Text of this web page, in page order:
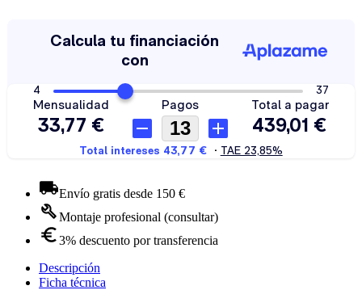
Envío gratis desde 150 €
Montaje profesional (consultar)
3% descuento por transferencia
Descripción
Ficha técnica